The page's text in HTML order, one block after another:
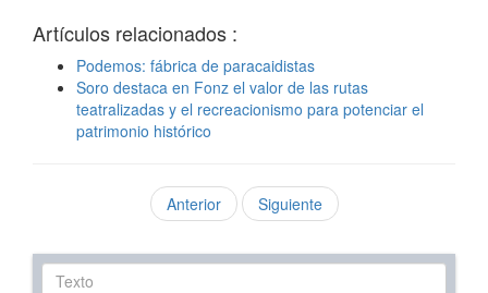
Artículos relacionados :
Podemos: fábrica de paracaidistas
Soro destaca en Fonz el valor de las rutas
teatralizadas y el recreacionismo para potenciar el
patrimonio histórico
Anterior Siguiente
Texto